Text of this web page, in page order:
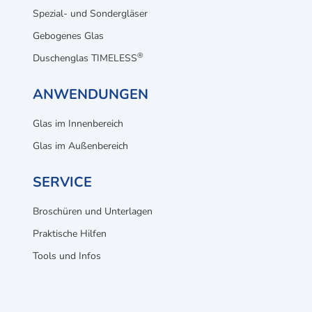
Spezial- und Sondergläser
Gebogenes Glas
Duschenglas TIMELESS®
ANWENDUNGEN
Glas im Innenbereich
Glas im Außenbereich
SERVICE
Broschüren und Unterlagen
Praktische Hilfen
Tools und Infos